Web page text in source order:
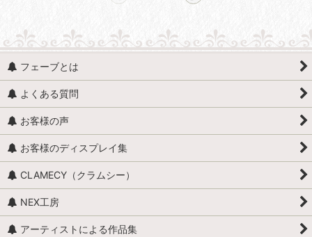
フェーブとは
よくある質問
お客様の声
お客様のディスプレイ集
CLAMECY（クラムシー）
NEX工房
アーティストによる作品集